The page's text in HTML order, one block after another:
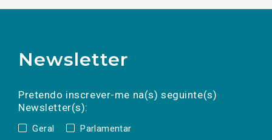
Newsletter
Pretendo inscrever-me na(s) seguinte(s)
Newsletter(s):
Geral Parlamentar
a(s) newsletter(s).
mail